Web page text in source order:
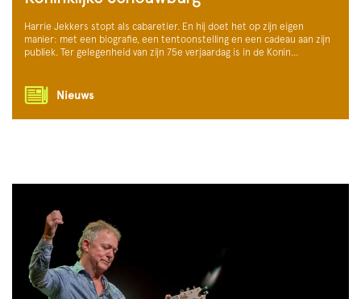
Harrie Jekkers stopt als cabaretier. En hij doet het op zijn eigen
manier: met een biografie, een tentoonstelling en een cadeau aan zijn
publiek. Ter gelegenheid van zijn 75e verjaardag is in de Konin…
Nieuws